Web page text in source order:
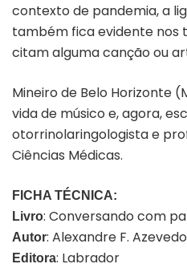
contexto de pandemia, a
também fica evidente nos
citam alguma canção ou
Mineiro de Belo Horizonte
vida de músico e, agora,
otorrinolaringologista e
Ciências Médicas.
FICHA TÉCNICA:
Livro: Conversando com
Autor: Alexandre F. Azevedo
Editora: Labrador